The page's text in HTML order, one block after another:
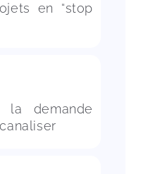
en “stop
demande